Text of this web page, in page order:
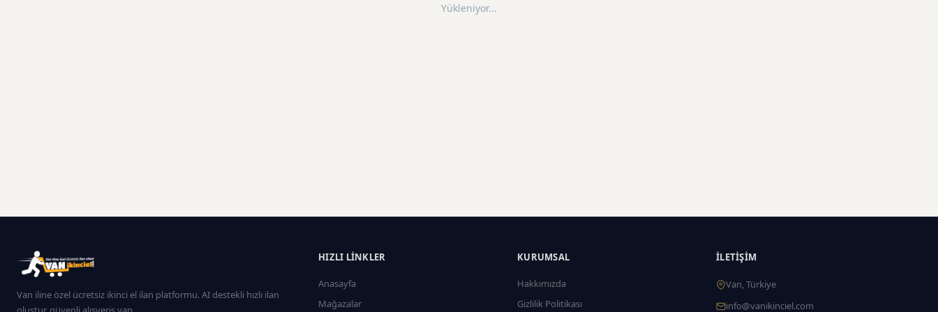
Yükleniyor...
Van iline özel ücretsiz ikinci el ilan platformu. AI destekli hızlı ilan
HIZLI LINKLER
Anasayfa
Mağazalar
KURUMSAL
Hakkımızda
Gizlilik Politikası
İLETIŞIM
Van, Türkiye
info@vanikinciel.com